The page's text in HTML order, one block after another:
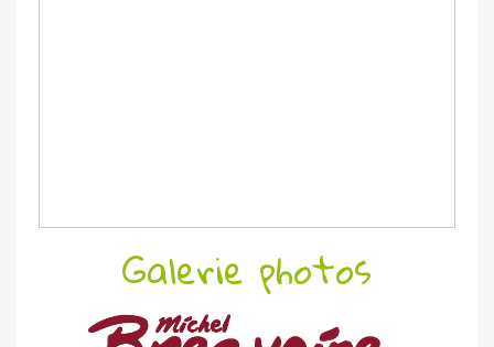
Galerie photos